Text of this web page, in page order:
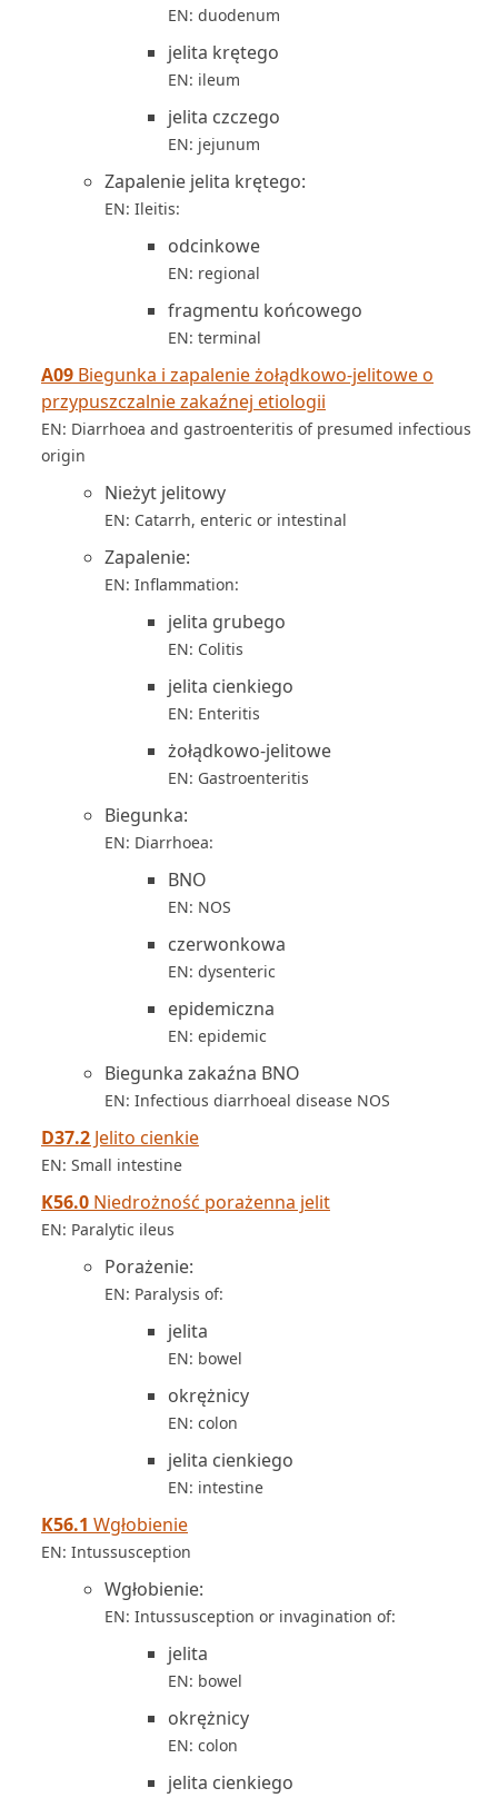
EN: duodenum
jelita krętego
EN: ileum
jelita czczego
EN: jejunum
Zapalenie jelita krętego:
EN: Ileitis:
odcinkowe
EN: regional
fragmentu końcowego
EN: terminal
A09 Biegunka i zapalenie żołądkowo-jelitowe o
przypuszczalnie zakaźnej etiologii
EN: Diarrhoea and gastroenteritis of presumed infectious
origin
Nieżyt jelitowy
EN: Catarrh, enteric or intestinal
Zapalenie:
EN: Inflammation:
jelita grubego
EN: Colitis
jelita cienkiego
EN: Enteritis
żołądkowo-jelitowe
EN: Gastroenteritis
Biegunka:
EN: Diarrhoea:
BNO
EN: NOS
czerwonkowa
EN: dysenteric
epidemiczna
EN: epidemic
Biegunka zakaźna BNO
EN: Infectious diarrhoeal disease NOS
D37.2 Jelito cienkie
EN: Small intestine
K56.0 Niedrożność porażenna jelit
EN: Paralytic ileus
Porażenie:
EN: Paralysis of:
jelita
EN: bowel
okrężnicy
EN: colon
jelita cienkiego
EN: intestine
K56.1 Wgłobienie
EN: Intussusception
Wgłobienie:
EN: Intussusception or invagination of:
jelita
EN: bowel
okrężnicy
EN: colon
jelita cienkiego